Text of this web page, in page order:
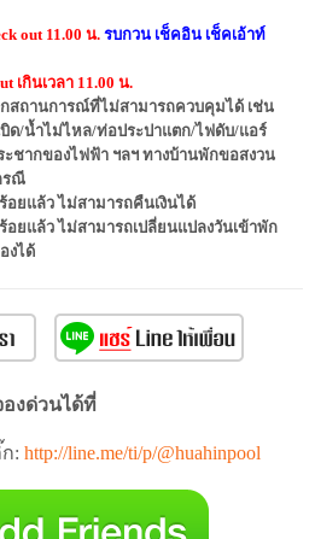
out 11.00 น. รบกวน เช็คอิน เช็คเอ้าท์
เกินเวลา 11.00 น.
สถานการณ์ที่ไม่สามารถควบคุมได้ เช่น
บิด/น้ำไม่ไหล/ท่อประปาแตก/ไฟดับ/แอร์
ะชากของไฟฟ้า ฯลฯ ทางบ้านพักขอสงวน
รณี
อยแล้ว ไม่สามารถคืนเงินได้
อยแล้ว ไม่สามารถเปลี่ยนแปลงวันเข้าพัก
งได้
องด่วนได้ที่
: http://line.me/ti/p/@huahinpool